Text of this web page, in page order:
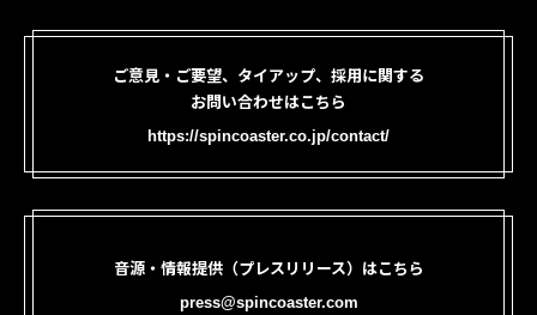
ご意見・ご要望、タイアップ、採用に関する
お問い合わせはこちら
https://spincoaster.co.jp/contact/
音源・情報提供（プレスリリース）はこちら
press@spincoaster.com